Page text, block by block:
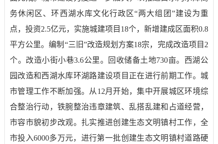
务休闲区、环西湖水库文化行政区“两大组团”建设为重
点，投资2.5亿元，实施城建项目 18个，新增建成区面积0.8
平方公里。编制“三旧”改造规划方案18宗，完成改造项目 2
个。改造小街小巷3.6公里。回收储备土地730亩。西湖公
园改造和西湖水库环湖路建设项目正在进行前期工作。城
市管理工作不断加强。从 12月开始，集中开展城区环境综
合整治行动，铁腕整治违章建筑、乱搭乱建和占道经营，
市容市貌初步改观。扎实推进创建生态文明镇村工作，全
市投入6000多万元，进行第一批创建生态文明镇村道路硬